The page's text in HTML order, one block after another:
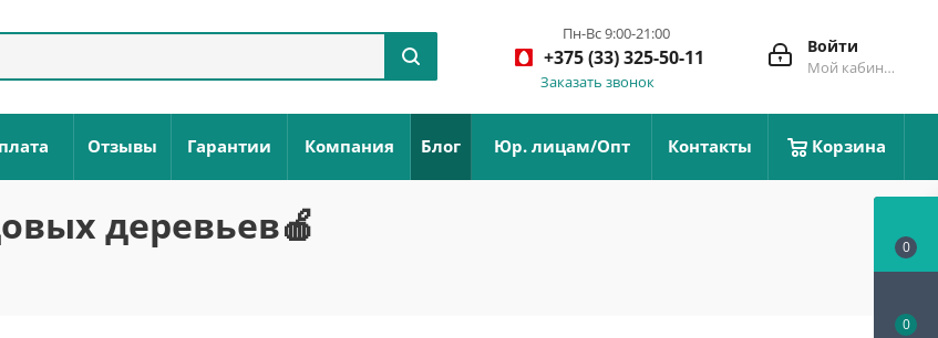
Войти
Мой кабинет
Пн-Вс 9:00-21:00
+375 (33) 325-50-11
Заказать звонок
Отзывы Гарантии Компания Блог Юр. лицам/Опт Контакты Корзина
деревьев🍎 0
0